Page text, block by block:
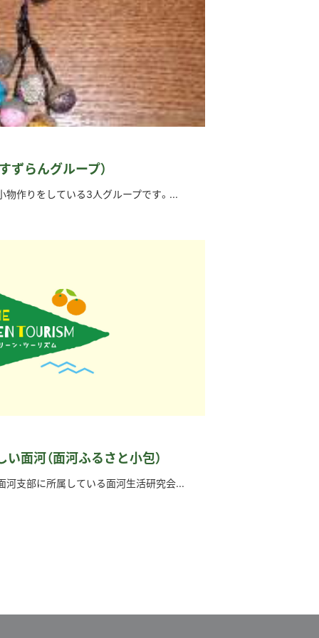
ずらんグループ）
物作りをしている3人グループです。...
面河（面河ふるさと小包）
河支部に所属している面河生活研究会...